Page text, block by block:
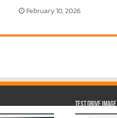
February 10, 2026
Test Drive Image